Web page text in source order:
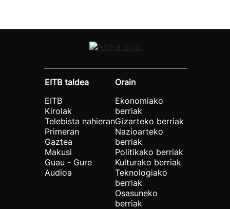
EITB taldea
EITB
Kirolak
Telebista nahieran
Primeran
Gaztea
Makusi
Guau - Gure
Audioa
Orain
Ekonomiako
berriak
Gizarteko berriak
Nazioarteko
berriak
Politikako berriak
Kulturako berriak
Teknologiako
berriak
Osasuneko
berriak